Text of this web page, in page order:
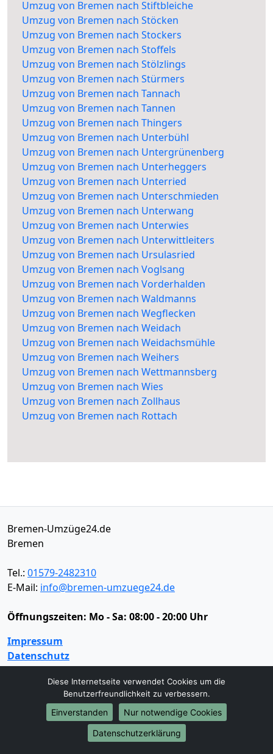
Umzug von Bremen nach Stiftbleiche
Umzug von Bremen nach Stöcken
Umzug von Bremen nach Stockers
Umzug von Bremen nach Stoffels
Umzug von Bremen nach Stölzlings
Umzug von Bremen nach Stürmers
Umzug von Bremen nach Tannach
Umzug von Bremen nach Tannen
Umzug von Bremen nach Thingers
Umzug von Bremen nach Unterbühl
Umzug von Bremen nach Untergrünenberg
Umzug von Bremen nach Unterheggers
Umzug von Bremen nach Unterried
Umzug von Bremen nach Unterschmieden
Umzug von Bremen nach Unterwang
Umzug von Bremen nach Unterwies
Umzug von Bremen nach Unterwittleiters
Umzug von Bremen nach Ursulasried
Umzug von Bremen nach Voglsang
Umzug von Bremen nach Vorderhalden
Umzug von Bremen nach Waldmanns
Umzug von Bremen nach Wegflecken
Umzug von Bremen nach Weidach
Umzug von Bremen nach Weidachsmühle
Umzug von Bremen nach Weihers
Umzug von Bremen nach Wettmannsberg
Umzug von Bremen nach Wies
Umzug von Bremen nach Zollhaus
Umzug von Bremen nach Rottach
Bremen-Umzüge24.de
Bremen
Tel.: 01579-2482310
E-Mail: info@bremen-umzuege24.de
Öffnungszeiten: Mo - Sa: 08:00 - 20:00 Uhr
Impressum
Datenschutz
Umzugsservice
Umzugsservice Behördenumzug
Büroumzug
Firmenumzug
Laborumzug
Diese Internetseite verwendet Cookies um die
Benutzerfreundlichkeit zu verbessern.
Einverstanden
Nur notwendige Cookies
Datenschutzerklärung